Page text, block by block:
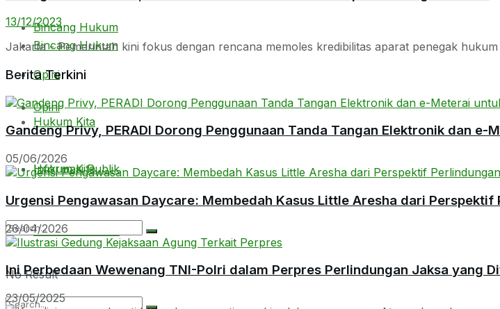
Bincang Hukum
Opini
Hukum Kita
Informasi Publik
Bincang Hukum
Opini
Hukum Kita
Informasi Publik
No Result
13/12/2023
Jakarta - Pemerintah kini fokus dengan rencana memoles kredibilitas aparat penegak
Berita Terkini
Gandeng Privy, PERADI Dorong Penggunaan Tanda Tangan Elektronik dan
05/06/2026
Urgensi Pengawasan Daycare: Membedah Kasus Little Aresha dari Perspektif
26/04/2026
Ini Perbedaan Wewenang TNI-Polri dalam Perpres Perlindungan Jaksa yang
23/05/2025